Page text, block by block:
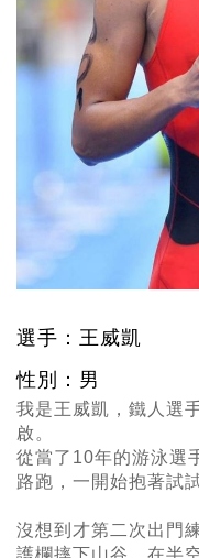
選手：王威凱
性別：男
我是王威凱，鐵人選
啟。
從當了10年的游泳選
路跑，一開始抱著試
沒想到才第二次出門
護欄摔下山谷，在半